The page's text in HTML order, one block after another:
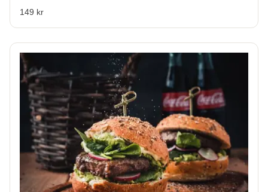
149 kr